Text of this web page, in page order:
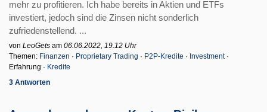
mehr zu profitieren. Ich habe bereits in Aktien und ETFs
investiert, jedoch sind die Zinsen nicht sonderlich
zufriedenstellend. ...
von LeoGets am 06.06.2022, 19.12 Uhr
Themen: Finanzen · Proprietary Trading · P2P-Kredite · Investment·
Erfahrung · Kredite
3 Antworten